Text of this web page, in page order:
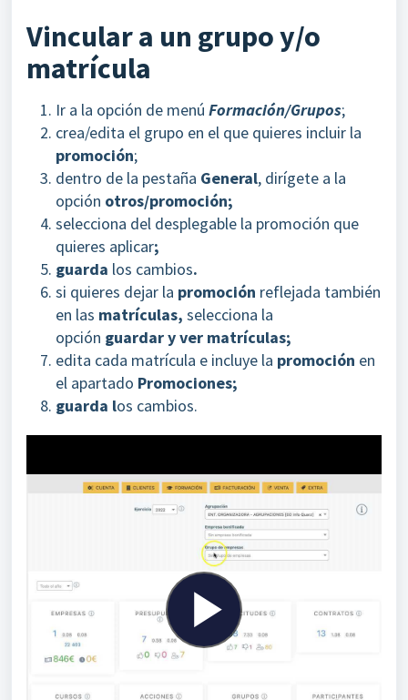
Vincular a un grupo y/o
matrícula
Ir a la opción de menú Formación/Grupos;
crea/edita el grupo en el que quieres incluir la
promoción;
dentro de la pestaña General, dirígete a la
opción otros/promoción;
selecciona del desplegable la promoción que
quieres aplicar;
guarda los cambios.
si quieres dejar la promoción reflejada también
en las matrículas, selecciona la
opción guardar y ver matrículas;
edita cada matrícula e incluye la promoción en
el apartado Promociones;
guarda los cambios.